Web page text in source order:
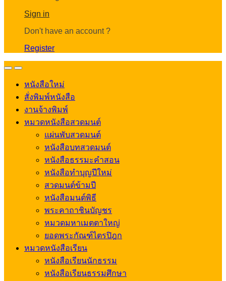
Sign in
Don't have an account ?
Register
OpenClose
หนังสือใหม่
สั่งพิมพ์หนังสือ
งานจ้างพิมพ์
หมวดหนังสือสวดมนต์
แผ่นพับสวดมนต์
หนังสือบทสวดมนต์
หนังสือธรรมะคำสอน
หนังสือทำบุญปีใหม่
สวดมนต์ข้ามปี
หนังสือมนต์พิธี
พระคาถาชินบัญชร
หมวดมหาเมตตาใหญ่
ยอดพระกัณฑ์ไตรปิฎก
หมวดหนังสือเรียน
หนังสือเรียนนักธรรม
หนังสือเรียนธรรมศึกษา